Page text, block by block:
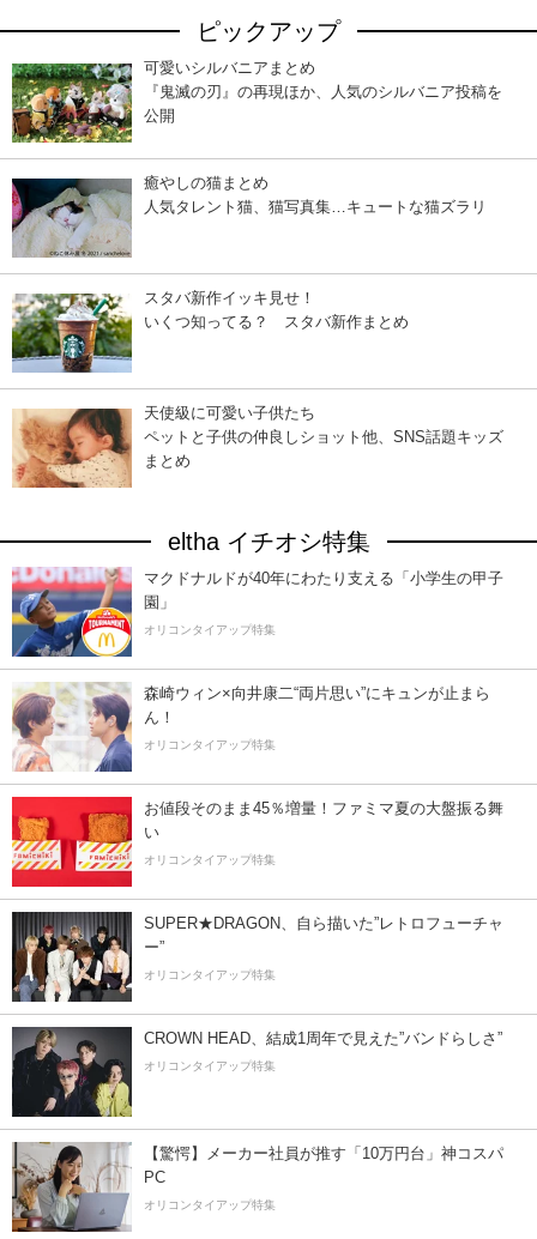
ピックアップ
可愛いシルバニアまとめ
『鬼滅の刃』の再現ほか、人気のシルバニア投稿を
公開
癒やしの猫まとめ
人気タレント猫、猫写真集…キュートな猫ズラリ
スタバ新作イッキ見せ！
いくつ知ってる？ スタバ新作まとめ
天使級に可愛い子供たち
ペットと子供の仲良しショット他、SNS話題キッズ
まとめ
eltha イチオシ特集
マクドナルドが40年にわたり支える「小学生の甲子
園」
オリコンタイアップ特集
森崎ウィン×向井康二“両片思い”にキュンが止まら
ん！
オリコンタイアップ特集
お値段そのまま45％増量！ファミマ夏の大盤振る舞
い
オリコンタイアップ特集
SUPER★DRAGON、自ら描いた”レトロフューチャ
ー”
オリコンタイアップ特集
CROWN HEAD、結成1周年で見えた”バンドらしさ”
オリコンタイアップ特集
【驚愕】メーカー社員が推す「10万円台」神コスパ
PC
オリコンタイアップ特集